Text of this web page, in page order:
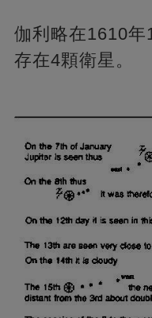
伽利略在1610年
存在4顆衛星。